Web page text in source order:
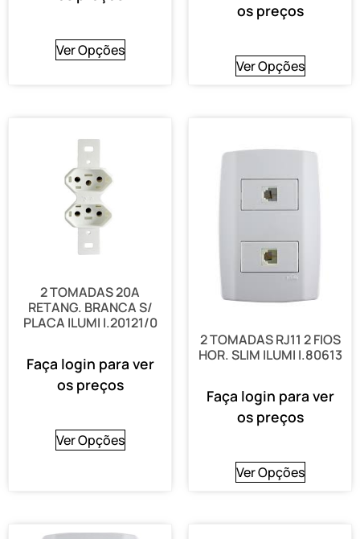
Ver Opções
os preços
Ver Opções
2 TOMADAS 20A
RETANG. BRANCA S/
PLACA ILUMI I.20121/0
Faça login para ver
os preços
Ver Opções
2 TOMADAS RJ11 2 FIOS
HOR. SLIM ILUMI I.80613
Faça login para ver
os preços
Ver Opções